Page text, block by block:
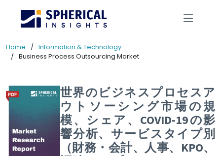
Home
Information & Technology
Business Process Outsourcing Market
世界のビジネスプロセスア
ウトソーシング市場の規
模、シェア、COVID-19の影
響分析、サービスタイプ別
（財務・会計、人事、KPO、